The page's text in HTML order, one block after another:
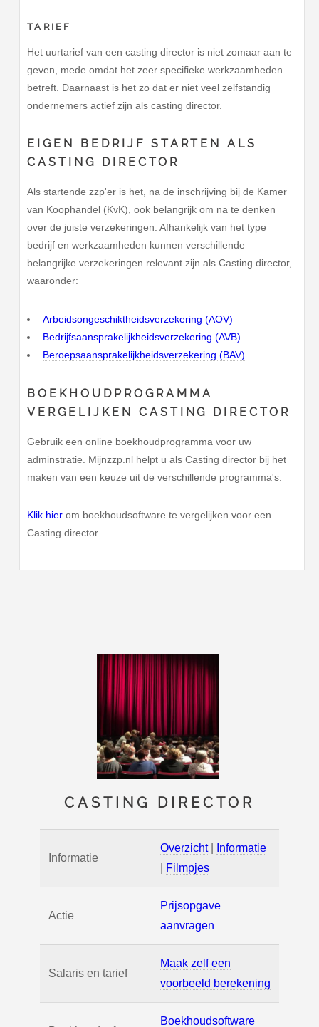
TARIEF
Het uurtarief van een casting director is niet zomaar aan te
geven, mede omdat het zeer specifieke werkzaamheden
betreft. Daarnaast is het zo dat er niet veel zelfstandig
ondernemers actief zijn als casting director.
EIGEN BEDRIJF STARTEN ALS
CASTING DIRECTOR
Als startende zzp'er is het, na de inschrijving bij de Kamer
van Koophandel (KvK), ook belangrijk om na te denken
over de juiste verzekeringen. Afhankelijk van het type
bedrijf en werkzaamheden kunnen verschillende
belangrijke verzekeringen relevant zijn als Casting director,
waaronder:
Arbeidsongeschiktheidsverzekering (AOV)
Bedrijfsaansprakelijkheidsverzekering (AVB)
Beroepsaansprakelijkheidsverzekering (BAV)
BOEKHOUDPROGRAMMA
VERGELIJKEN CASTING DIRECTOR
Gebruik een online boekhoudprogramma voor uw
adminstratie. Mijnzzp.nl helpt u als Casting director bij het
maken van een keuze uit de verschillende programma's.
Klik hier om boekhoudsoftware te vergelijken voor een
Casting director.
CASTING DIRECTOR
Informatie
Overzicht|
Informatie
Filmpjes
Actie
Prijsopgave
aanvragen
Salaris en tarief
Maak zelf een
voorbeeld berekening
Boekhoudsoftware